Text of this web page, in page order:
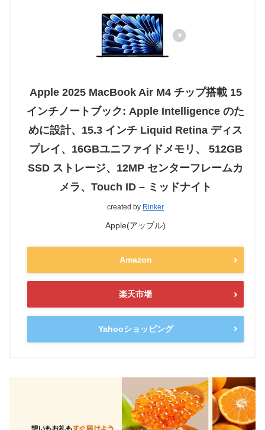
Apple 2025 MacBook Air M4 チップ搭載 15
インチノートブック: Apple Intelligence のた
めに設計、15.3 インチ Liquid Retina ディス
プレイ、16GBユニファイドメモリ、 512GB
SSD ストレージ、12MP センターフレームカ
メラ、Touch ID – ミッドナイト
created by Rinker
Apple(アップル)
Amazon
楽天市場
Yahooショッピング